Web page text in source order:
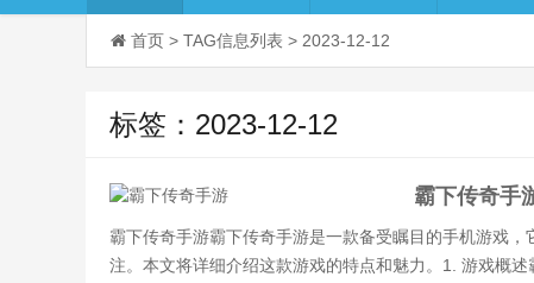
首页 > TAG信息列表 > 2023-12-12
标签：2023-12-12
霸下传奇手
霸下传奇手游霸下传奇手游是一款备受瞩目的手机游戏
注。本文将详细介绍这款游戏的特点和魅力。1. 游戏概述